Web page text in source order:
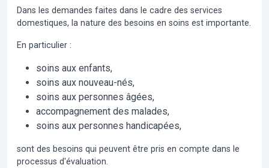
Dans les demandes faites dans le cadre des services
domestiques, la nature des besoins en soins est importante.
En particulier :
soins aux enfants,
soins aux nouveau-nés,
soins aux personnes âgées,
accompagnement des malades,
soins aux personnes handicapées,
sont des besoins qui peuvent être pris en compte dans le
processus d'évaluation.